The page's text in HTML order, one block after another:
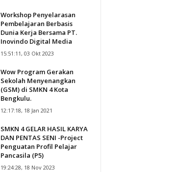
Workshop Penyelarasan
Pembelajaran Berbasis
Dunia Kerja Bersama PT.
Inovindo Digital Media
15:51:11, 03 Okt 2023
Wow Program Gerakan
Sekolah Menyenangkan
(GSM) di SMKN 4 Kota
Bengkulu.
12:17:18, 18 Jan 2021
SMKN 4 GELAR HASIL KARYA
DAN PENTAS SENI -Project
Penguatan Profil Pelajar
Pancasila (P5)
19:24:28, 18 Nov 2023